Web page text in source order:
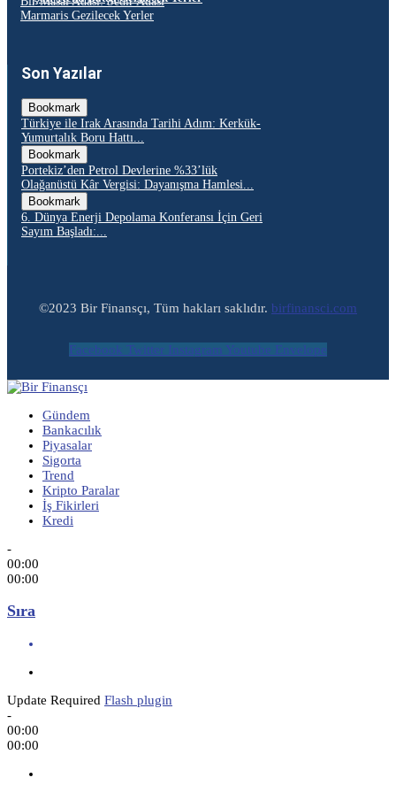
Marmaris Gezilecek Yerler
Son Yazılar
Bookmark
Türkiye ile Irak Arasında Tarihi Adım: Kerkük-
Yumurtalık Boru Hattı...
Bookmark
Portekiz’den Petrol Devlerine %33’lük
Olağanüstü Kâr Vergisi: Dayanışma Hamlesi...
Bookmark
6. Dünya Enerji Depolama Konferansı İçin Geri
Sayım Başladı:...
©2023 Bir Finansçı, Tüm hakları saklıdır. birfinansci.com
Facebook Twitter Instagram Youtube Envelope
Gündem
Bankacılık
Piyasalar
Sigorta
Trend
Kripto Paralar
İş Fikirleri
Kredi
-
00:00
00:00
Sıra
Update Required Flash plugin
-
00:00
00:00